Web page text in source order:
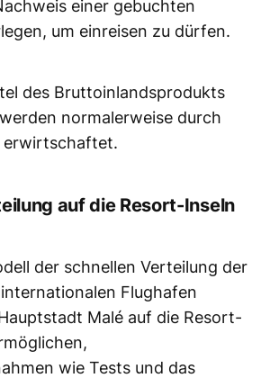
einer gebuchten
um einreisen zu dürfen.
des Bruttoinlandsprodukts
normalerweise durch
erwirtschaftet.
auf die Resort-Inseln
der schnellen Verteilung der
Flughafen
Malé auf die Resort-
wie Tests und das